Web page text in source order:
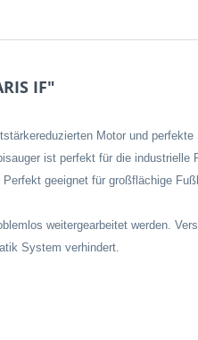
IF"
Motor und
ist perfekt für die industrielle
geeignet für großflächige
weitergearbeitet werden.
System verhindert.